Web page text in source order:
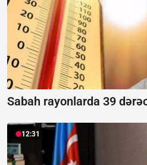
Sabah rayonlarda 39
12:31